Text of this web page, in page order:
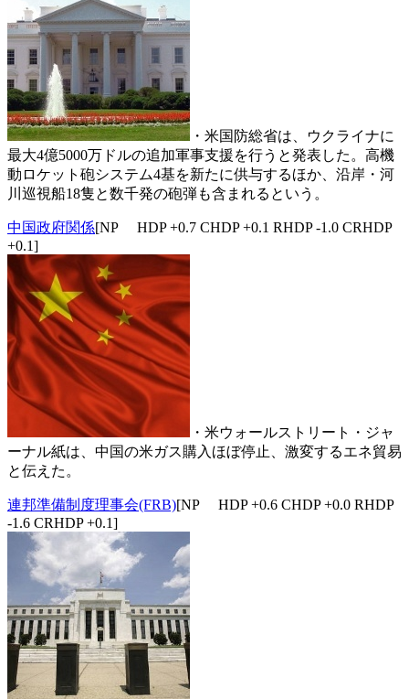
・米国防総省は、ウクライナに
最大4億5000万ドルの追加軍事支援を行うと発表した。高機
動ロケット砲システム4基を新たに供与するほか、沿岸・河
川巡視船18隻と数千発の砲弾も含まれるという。
中国政府関係[NP HDP +0.7 CHDP +0.1 RHDP -1.0 CRHDP
+0.1]
・米ウォールストリート・ジャ
ーナル紙は、中国の米ガス購入ほぼ停止、激変するエネ貿易
と伝えた。
連邦準備制度理事会(FRB)[NP HDP +0.6 CHDP +0.0 RHDP
-1.6 CRHDP +0.1]